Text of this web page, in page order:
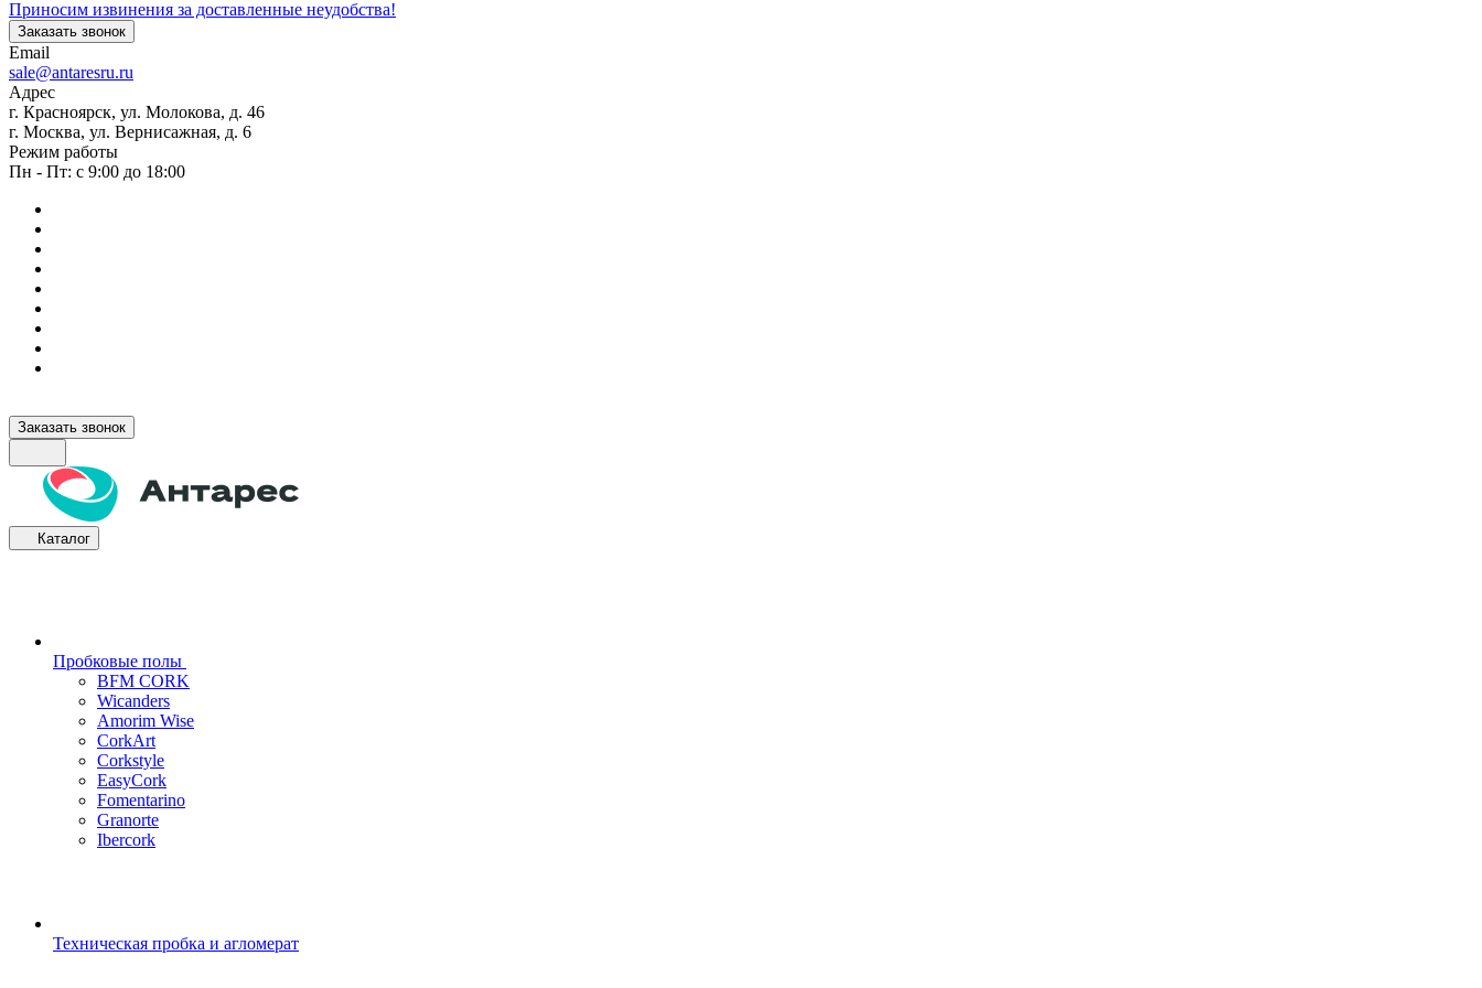
Приносим извинения за доставленные неудобства!
Заказать звонок
Email
sale@antaresru.ru
Адрес
г. Красноярск, ул. Молокова, д. 46
г. Москва, ул. Вернисажная, д. 6
Режим работы
Пн - Пт: с 9:00 до 18:00
Заказать звонок
Каталог
Пробковые полы
BFM CORK
Wicanders
Amorim Wise
CorkArt
Corkstyle
EasyCork
Fomentarino
Granorte
Ibercork
Техническая пробка и агломерат